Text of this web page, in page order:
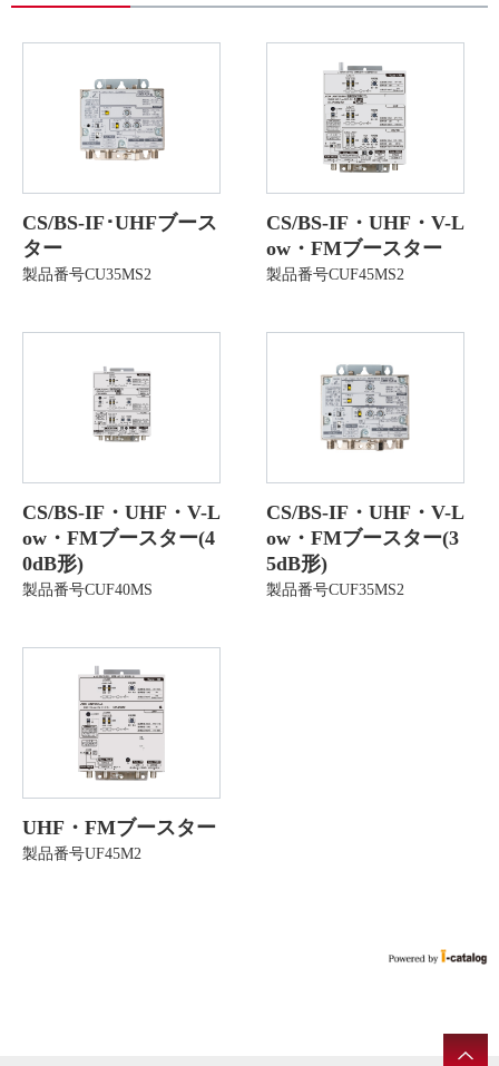
CS/BS-IF･UHFブース
ター
製品番号CU35MS2
CS/BS-IF・UHF・V-L
ow・FMブースター
製品番号CUF45MS2
CS/BS-IF・UHF・V-L
ow・FMブースター(4
0dB形)
製品番号CUF40MS
CS/BS-IF・UHF・V-L
ow・FMブースター(3
5dB形)
製品番号CUF35MS2
UHF・FMブースター
製品番号UF45M2